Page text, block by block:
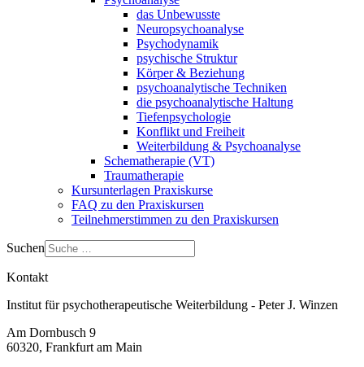
das Unbewusste
Neuropsychoanalyse
Psychodynamik
psychische Struktur
Körper & Beziehung
psychoanalytische Techniken
die psychoanalytische Haltung
Tiefenpsychologie
Konflikt und Freiheit
Weiterbildung & Psychoanalyse
Schematherapie (VT)
Traumatherapie
Kursunterlagen Praxiskurse
FAQ zu den Praxiskursen
Teilnehmerstimmen zu den Praxiskursen
Suchen
Kontakt
Institut für psychotherapeutische Weiterbildung - Peter J. Winzen
Am Dornbusch 9
60320, Frankfurt am Main